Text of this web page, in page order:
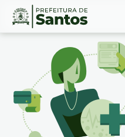
Ir
Conteúdo